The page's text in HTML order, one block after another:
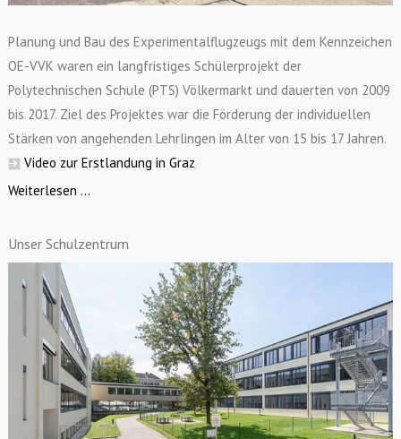
Planung und Bau des Experimentalflugzeugs mit dem Kennzeichen
OE-VVK waren ein langfristiges Schülerprojekt der
Polytechnischen Schule (PTS) Völkermarkt und dauerten von 2009
bis 2017. Ziel des Projektes war die Förderung der individuellen
Stärken von angehenden Lehrlingen im Alter von 15 bis 17 Jahren.
Video zur Erstlandung in Graz
Weiterlesen ...
Unser Schulzentrum